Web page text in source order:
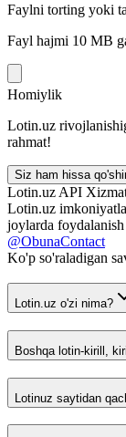
Faylni torting yoki
Fayl hajmi 10 MB
Homiylik
Lotin.uz
rahmat!
Siz ham hissa
Lotin.uz API
Lotin.uz
joylarda
@ObunaContact
Ko'p so'raladigan
Lotin.uz o'zi nima?
Boshqa lotin-kirill,
Lotinuz saytidan